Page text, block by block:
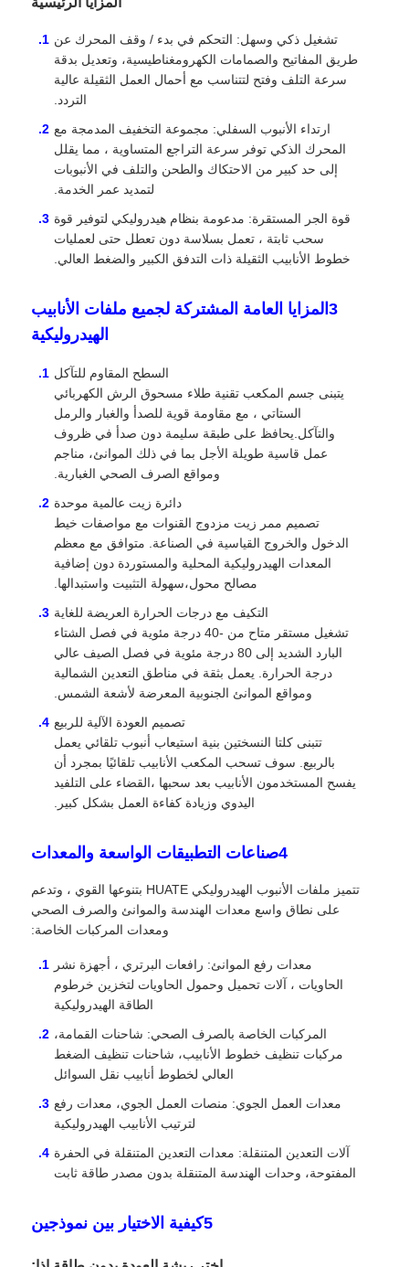
شاحنة شحن
تشغيل ذكي وسهل: التحكم في بدء / وقف المحرك عن
طريق المفاتيح والصمامات الكهرومغناطيسية، وتعديل بدقة
سرعة التلف وفتح لتتناسب مع أحمال العمل الثقيلة عالية
التردد.
ارتداء الأنبوب السفلي: مجموعة التخفيف المدمجة مع
المحرك الذكي توفر سرعة التراجع المتساوية ، مما يقلل
إلى حد كبير من الاحتكاك والطحن والتلف في الأنبوبات
لتمديد عمر الخدمة.
قوة الجر المستقرة: مدعومة بنظام هيدروليكي لتوفير قوة
سحب ثابتة ، تعمل بسلاسة دون تعطل حتى لعمليات
خطوط الأنابيب الثقيلة ذات التدفق الكبير والضغط العالي.
3المزايا العامة المشتركة لجميع ملفات الأنابيب
الهيدروليكية
السطح المقاوم للتآكل
يتبنى جسم المكعب تقنية طلاء مسحوق الرش الكهربائي
الستاتي ، مع مقاومة قوية للصدأ والغبار والرمل
والتآكل.يحافظ على طبقة سليمة دون صدأ في ظروف
عمل قاسية طويلة الأجل بما في ذلك الموانئ، مناجم
ومواقع الصرف الصحي الغبارية.
دائرة زيت عالمية موحدة
تصميم ممر زيت مزدوج القنوات مع مواصفات خيط
الدخول والخروج القياسية في الصناعة. متوافق مع معظم
المعدات الهيدروليكية المحلية والمستوردة دون إضافية
مصالح محول،سهولة التثبيت واستبدالها.
التكيف مع درجات الحرارة العريضة للغاية
تشغيل مستقر متاح من -40 درجة مئوية في فصل الشتاء
البارد الشديد إلى 80 درجة مئوية في فصل الصيف عالي
درجة الحرارة. يعمل بثقة في مناطق التعدين الشمالية
ومواقع الموانئ الجنوبية المعرضة لأشعة الشمس.
تصميم العودة الآلية للربيع
تتبنى كلتا النسختين بنية استيعاب أنبوب تلقائي يعمل
بالربيع. سوف تسحب المكعب الأنابيب تلقائيًا بمجرد أن
يفسح المستخدمون الأنابيب بعد سحبها ،القضاء على التلفيد
اليدوي وزيادة كفاءة العمل بشكل كبير.
4صناعات التطبيقات الواسعة والمعدات
تتميز ملفات الأنبوب الهيدروليكي HUATE بتنوعها القوي ، وتدعم
على نطاق واسع معدات الهندسة والموانئ والصرف الصحي
ومعدات المركبات الخاصة:
معدات رفع الموانئ: رافعات البرتري ، أجهزة نشر
الحاويات ، آلات تحميل وحمول الحاويات لتخزين خرطوم
الطاقة الهيدروليكية
المركبات الخاصة بالصرف الصحي: شاحنات القمامة،
مركبات تنظيف خطوط الأنابيب، شاحنات تنظيف الضغط
العالي لخطوط أنابيب نقل السوائل
معدات العمل الجوي: منصات العمل الجوي، معدات رفع
لترتيب الأنابيب الهيدروليكية
آلات التعدين المتنقلة: معدات التعدين المتنقلة في الحفرة
المفتوحة، وحدات الهندسة المتنقلة بدون مصدر طاقة ثابت
5كيفية الاختيار بين نموذجين